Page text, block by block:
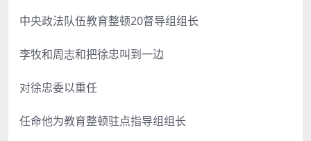
中央政法队伍教育整顿20督导组组长
李牧和周志和把徐忠叫到一边
对徐忠委以重任
任命他为教育整顿驻点指导组组长